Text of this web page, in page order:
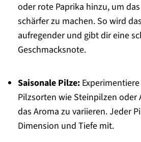
oder rote Paprika hinzu, um
schärfer zu machen. So wird
aufregender und gibt dir eine
Geschmacksnote.
Saisonale Pilze:
Pilzsorten wie Steinpilzen oder
das Aroma zu variieren. Jeder
Dimension und Tiefe mit.